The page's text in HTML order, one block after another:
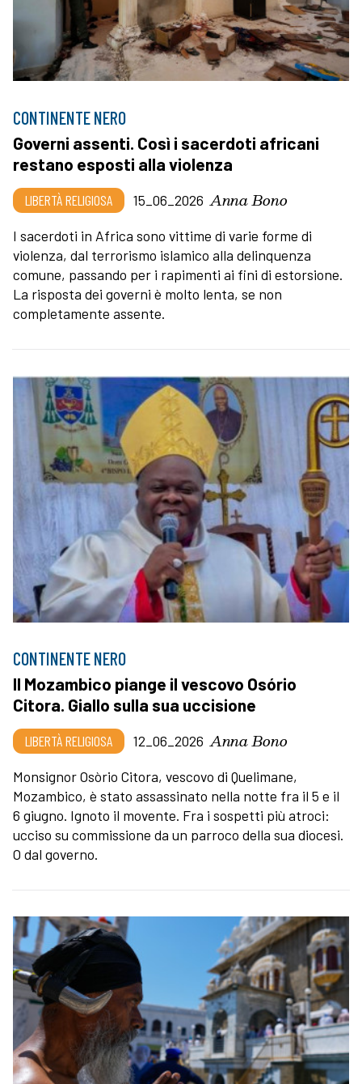
CONTINENTE NERO
Governi assenti. Così i sacerdoti africani
restano esposti alla violenza
LIBERTÀ RELIGIOSA 15_06_2026 Anna Bono
I sacerdoti in Africa sono vittime di varie forme di
violenza, dal terrorismo islamico alla delinquenza
comune, passando per i rapimenti ai fini di estorsione.
La risposta dei governi è molto lenta, se non
completamente assente.
CONTINENTE NERO
Il Mozambico piange il vescovo Osório
Citora. Giallo sulla sua uccisione
LIBERTÀ RELIGIOSA 12_06_2026 Anna Bono
Monsignor Osòrio Citora, vescovo di Quelimane,
Mozambico, è stato assassinato nella notte fra il 5 e il
6 giugno. Ignoto il movente. Fra i sospetti più atroci:
ucciso su commissione da un parroco della sua diocesi.
O dal governo.